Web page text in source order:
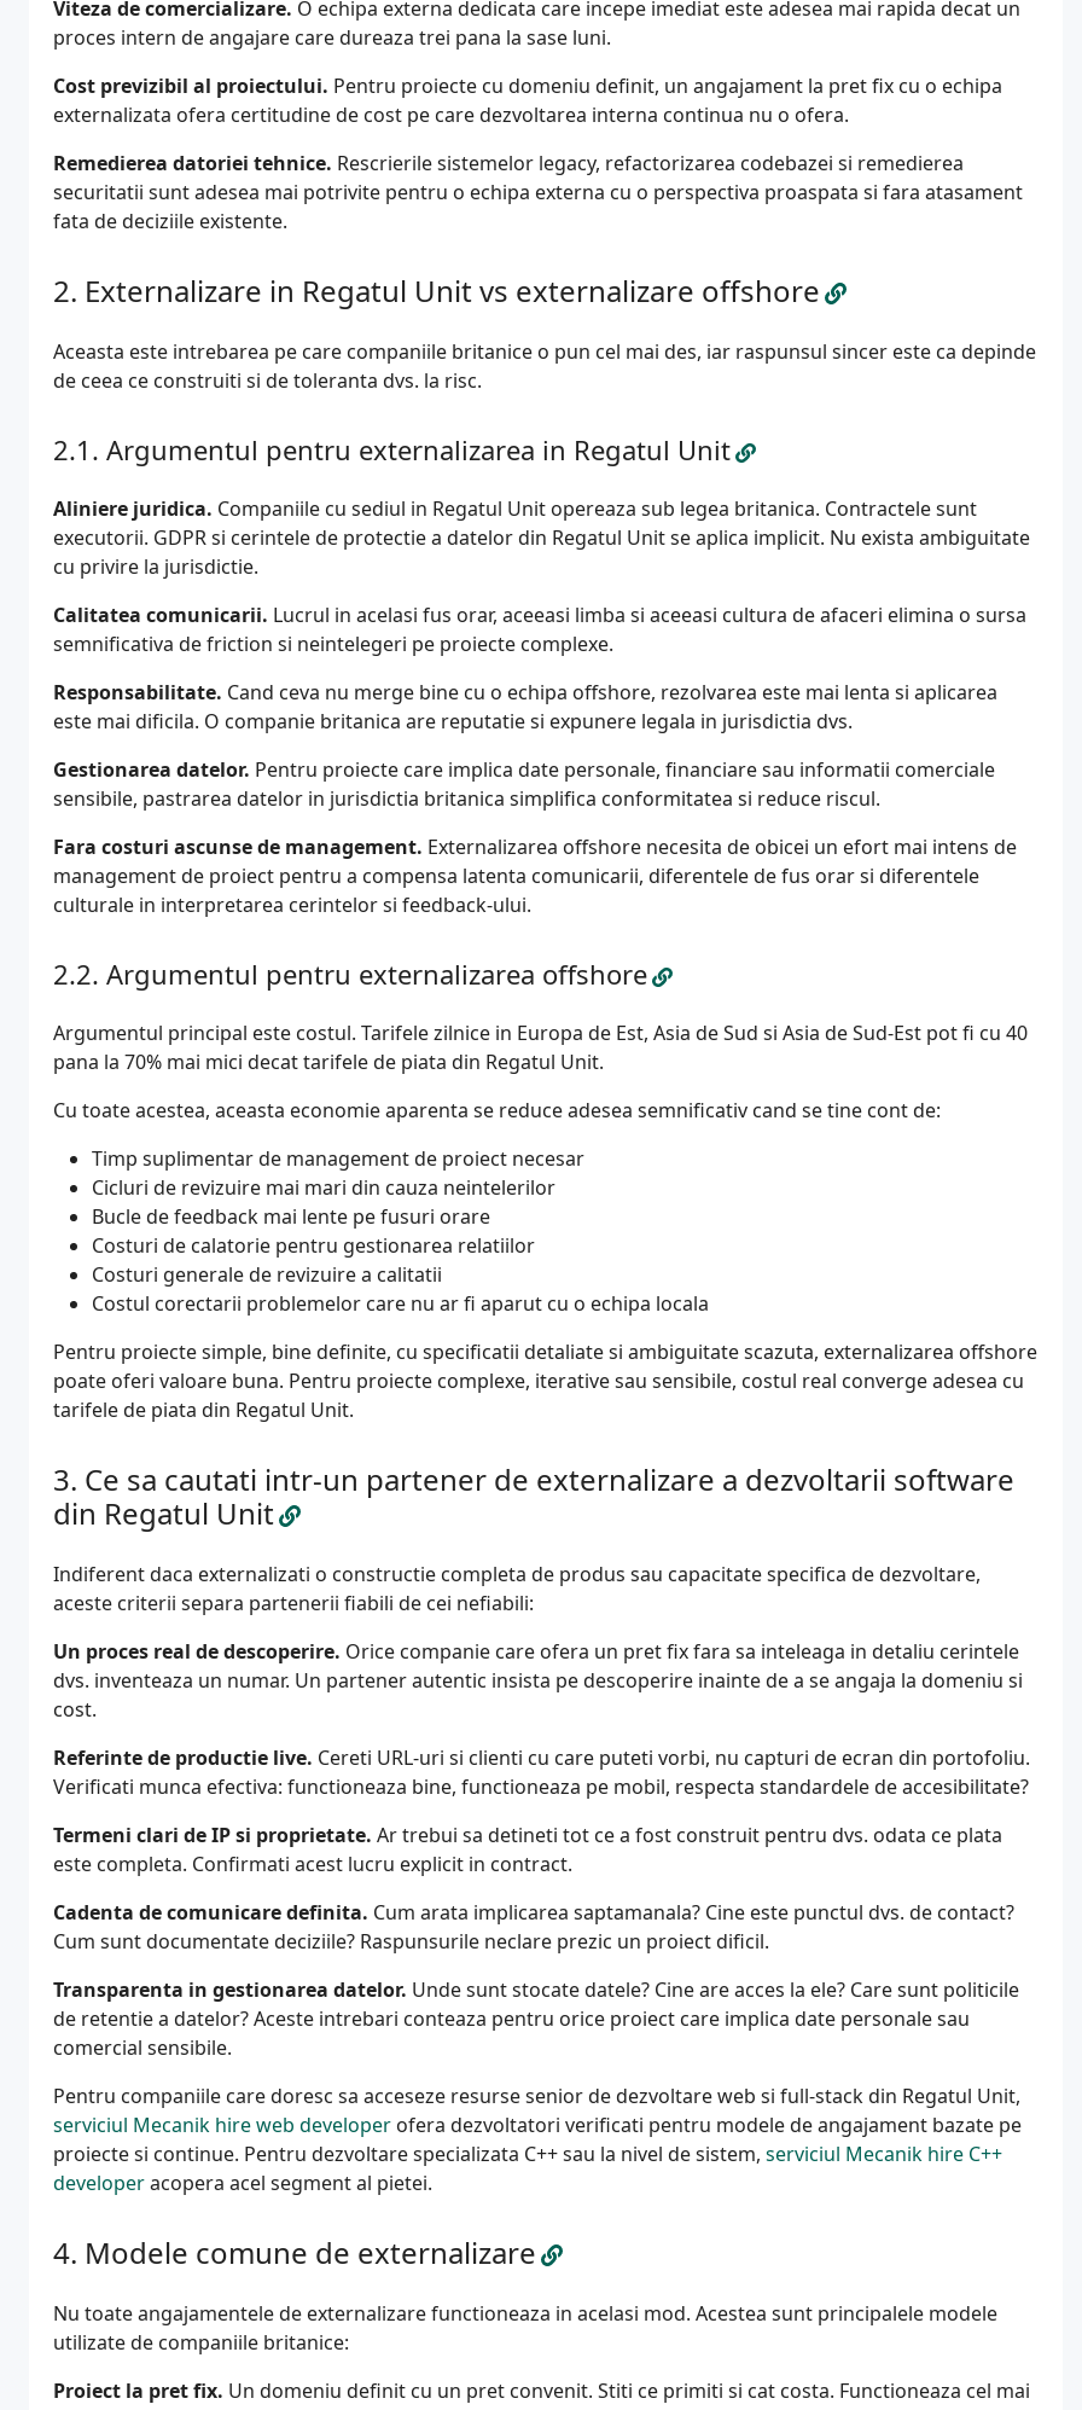
Viteza de comercializare. O echipa externa dedicata care incepe imediat este adesea mai rapida decat un
proces intern de angajare care dureaza trei pana la sase luni.
Cost previzibil al proiectului. Pentru proiecte cu domeniu definit, un angajament la pret fix cu o echipa
externalizata ofera certitudine de cost pe care dezvoltarea interna continua nu o ofera.
Remedierea datoriei tehnice. Rescrierile sistemelor legacy, refactorizarea codebazei si remedierea
securitatii sunt adesea mai potrivite pentru o echipa externa cu o perspectiva proaspata si fara atasament
fata de deciziile existente.
Externalizare in Regatul Unit vs externalizare offshore
Aceasta este intrebarea pe care companiile britanice o pun cel mai des, iar raspunsul sincer este ca depinde
de ceea ce construiti si de toleranta dvs. la risc.
Argumentul pentru externalizarea in Regatul Unit
Aliniere juridica. Companiile cu sediul in Regatul Unit opereaza sub legea britanica. Contractele sunt
executorii. GDPR si cerintele de protectie a datelor din Regatul Unit se aplica implicit. Nu exista ambiguitate
cu privire la jurisdictie.
Calitatea comunicarii. Lucrul in acelasi fus orar, aceeasi limba si aceeasi cultura de afaceri elimina o sursa
semnificativa de friction si neintelegeri pe proiecte complexe.
Responsabilitate. Cand ceva nu merge bine cu o echipa offshore, rezolvarea este mai lenta si aplicarea
este mai dificila. O companie britanica are reputatie si expunere legala in jurisdictia dvs.
Gestionarea datelor. Pentru proiecte care implica date personale, financiare sau informatii comerciale
sensibile, pastrarea datelor in jurisdictia britanica simplifica conformitatea si reduce riscul.
Fara costuri ascunse de management. Externalizarea offshore necesita de obicei un efort mai intens de
management de proiect pentru a compensa latenta comunicarii, diferentele de fus orar si diferentele
culturale in interpretarea cerintelor si feedback-ului.
Argumentul pentru externalizarea offshore
Argumentul principal este costul. Tarifele zilnice in Europa de Est, Asia de Sud si Asia de Sud-Est pot fi cu 40
pana la 70% mai mici decat tarifele de piata din Regatul Unit.
Cu toate acestea, aceasta economie aparenta se reduce adesea semnificativ cand se tine cont de:
Timp suplimentar de management de proiect necesar
Cicluri de revizuire mai mari din cauza neintelerilor
Bucle de feedback mai lente pe fusuri orare
Costuri de calatorie pentru gestionarea relatiilor
Costuri generale de revizuire a calitatii
Costul corectarii problemelor care nu ar fi aparut cu o echipa locala
Pentru proiecte simple, bine definite, cu specificatii detaliate si ambiguitate scazuta, externalizarea offshore
poate oferi valoare buna. Pentru proiecte complexe, iterative sau sensibile, costul real converge adesea cu
tarifele de piata din Regatul Unit.
Ce sa cautati intr-un partener de externalizare a dezvoltarii software
din Regatul Unit
Indiferent daca externalizati o constructie completa de produs sau capacitate specifica de dezvoltare,
aceste criterii separa partenerii fiabili de cei nefiabili:
Un proces real de descoperire. Orice companie care ofera un pret fix fara sa inteleaga in detaliu cerintele
dvs. inventeaza un numar. Un partener autentic insista pe descoperire inainte de a se angaja la domeniu si
cost.
Referinte de productie live. Cereti URL-uri si clienti cu care puteti vorbi, nu capturi de ecran din portofoliu.
Verificati munca efectiva: functioneaza bine, functioneaza pe mobil, respecta standardele de accesibilitate?
Termeni clari de IP si proprietate. Ar trebui sa detineti tot ce a fost construit pentru dvs. odata ce plata
este completa. Confirmati acest lucru explicit in contract.
Cadenta de comunicare definita. Cum arata implicarea saptamanala? Cine este punctul dvs. de contact?
Cum sunt documentate deciziile? Raspunsurile neclare prezic un proiect dificil.
Transparenta in gestionarea datelor. Unde sunt stocate datele? Cine are acces la ele? Care sunt politicile
de retentie a datelor? Aceste intrebari conteaza pentru orice proiect care implica date personale sau
comercial sensibile.
Pentru companiile care doresc sa acceseze resurse senior de dezvoltare web si full-stack din Regatul Unit,
serviciul Mecanik hire web developer ofera dezvoltatori verificati pentru modele de angajament bazate pe
proiecte si continue. Pentru dezvoltare specializata C++ sau la nivel de sistem, serviciul Mecanik hire C++
developeracopera acel segment al pietei.
Modele comune de externalizare
Nu toate angajamentele de externalizare functioneaza in acelasi mod. Acestea sunt principalele modele
utilizate de companiile britanice:
Proiect la pret fix. Un domeniu definit cu un pret convenit. Stiti ce primiti si cat costa. Functioneaza cel mai